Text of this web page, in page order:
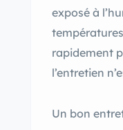
exposé à
rapidement
l’entretien
Un bon